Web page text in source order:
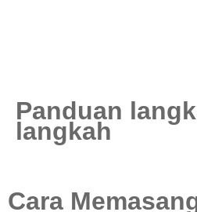
Panduan
langkah
Cara